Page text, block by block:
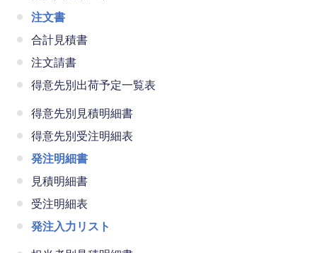
注文書
合計見積書
注文請書
得意先別出荷予定一覧表
得意先別見積明細書
得意先別受注明細表
発注明細書
見積明細書
受注明細表
発注入力リスト